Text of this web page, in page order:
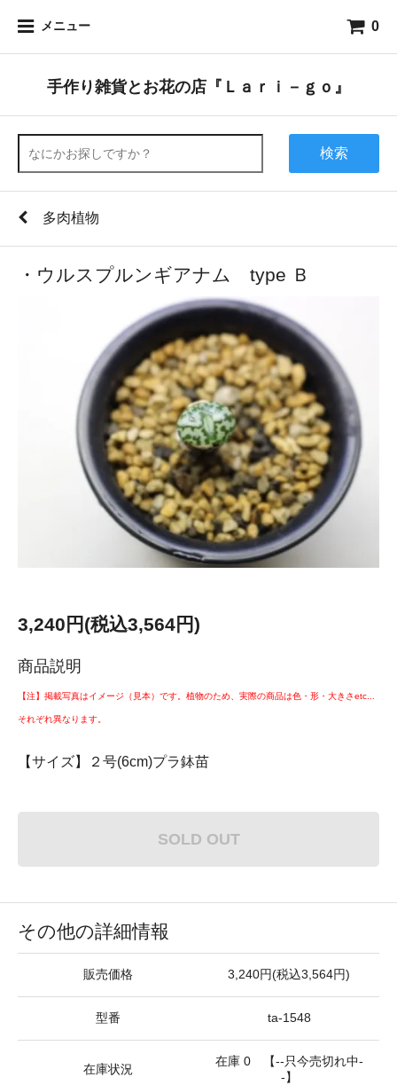
メニュー 0
手作り雑貨とお花の店『Ｌａｒｉ－ｇｏ』
検索
多肉植物
・ウルスプルンギアナム type Ｂ
3,240円(税込3,564円)
商品説明
【注】掲載写真はイメージ（見本）です。植物のため、実際の商品は色・形・大きさetc...
それぞれ異なります。
【サイズ】２号(6cm)プラ鉢苗
SOLD OUT
その他の詳細情報
販売価格 3,240円(税込3,564円)
型番 ta-1548
在庫状況
在庫 0 【--只今売切れ中-
-】